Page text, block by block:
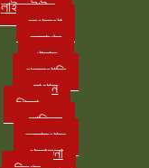
লাইফস্টাইল
রূপকথা
ফ্যাশন
খাবার
গৃহস্থালি
বাগান
শিক্ষা
সাহিত্য
ক্যাম্পাস
পড়াশুনা